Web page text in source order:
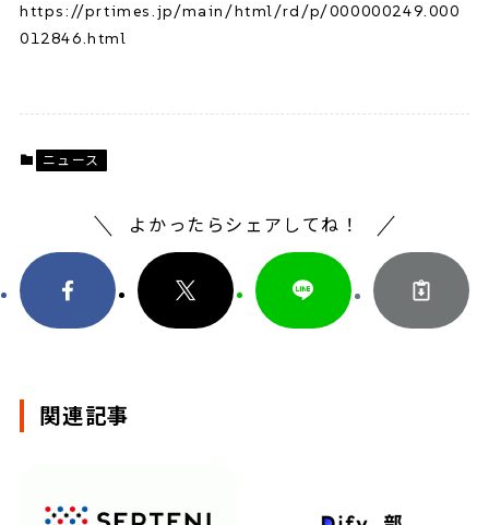
https://prtimes.jp/main/html/rd/p/000000249.000
012846.html
ニュース
よかったらシェアしてね！
関連記事